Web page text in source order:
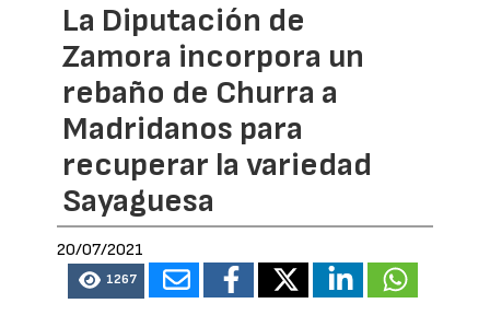
La Diputación de
Zamora incorpora un
rebaño de Churra a
Madridanos para
recuperar la variedad
Sayaguesa
20/07/2021
1267